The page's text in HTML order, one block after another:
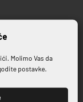
Molimo Vas da
postavke.